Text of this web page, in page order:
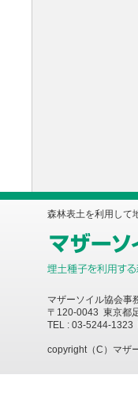
森林表土を利用して
マザーソイル協会事
〒120-0043 東京都
TEL : 03-5244-1323
copyright（C）マザ